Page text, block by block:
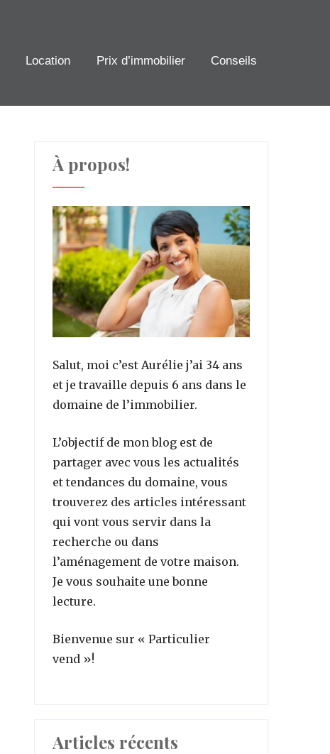
Location Prix d’immobilier Conseils
À propos!
Salut, moi c’est Aurélie j’ai 34 ans
et je travaille depuis 6 ans dans le
domaine de l’immobilier.
L’objectif de mon blog est de
partager avec vous les actualités
et tendances du domaine, vous
trouverez des articles intéressant
qui vont vous servir dans la
recherche ou dans
l’aménagement de votre maison.
Je vous souhaite une bonne
lecture.
Bienvenue sur « Particulier
vend »!
Articles récents